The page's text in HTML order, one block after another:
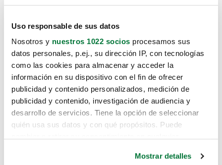
Uso responsable de sus datos
Nosotros y nuestros 1022 socios procesamos sus
datos personales, p.ej., su dirección IP, con tecnologías
como las cookies para almacenar y acceder la
información en su dispositivo con el fin de ofrecer
publicidad y contenido personalizados, medición de
publicidad y contenido, investigación de audiencia y
desarrollo de servicios. Tiene la opción de seleccionar
quién usa sus datos y con qué propósitos. Puede
Mostrar detalles
Lo sentimos, no sabemos como
te hemos traido hasta aquí.
Pero puedes encontrar el coche que estás
buscando en alguno de estos enlaces: